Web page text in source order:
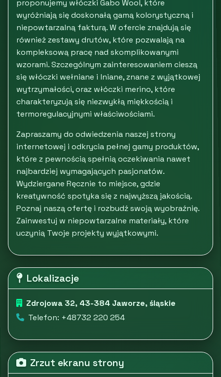
proponujemy włóczki Gabo Wool, które
wyróżniają się doskonałą gamą kolorystyczną i
niepowtarzalną fakturą. W ofercie znajdują się
również zestawy drutów, które pozwalają na
kompleksową pracę nad skomplikowanymi
wzorami. Szczególnym zainteresowaniem cieszą
się włóczki wełniane i lniane, znane z wyjątkowej
wytrzymałości, oraz włóczki merino, które
charakteryzują się niezwykłą miękkością i
termoregulacyjnymi właściwościami.
Zapraszamy do odwiedzenia naszej strony
internetowej i odkrycia pełnej gamy produktów,
które z pewnością spełnią oczekiwania nawet
najbardziej wymagających pasjonatów.
Wydziergane Ręcznie to miejsce, gdzie
kreatywność spotyka się z najwyższą jakością.
Poznaj naszą ofertę i rozbudź swoją wyobraźnię.
Zainwestuj w niepowtarzalne materiały, które
uczynią Twoje projekty wyjątkowymi.
Lokalizacje
Zdrojowa 32, 43-384 Jaworze, śląskie
Telefon: +48732 220 254
Zrzut ekranu strony